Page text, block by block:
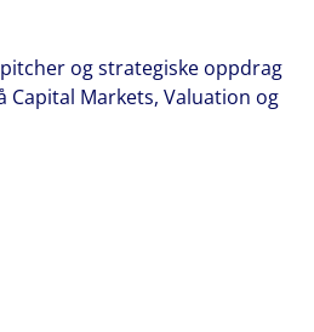
og strategiske oppdrag
Capital Markets, Valuation og
and investment
us show you how we